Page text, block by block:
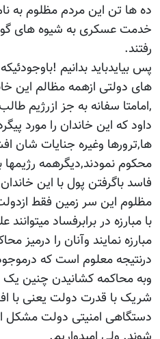
ده ها تن این مردم مظلوم به
خدمت عسکری به شیوه های
رفتند.
پس بیایدباید بدانیم
های دولتی ازهمه مظالم این
,امامتا سفانه به جز ازرژیم
داود که این خاندان را مورد
ها,ترورها وغیره جنایات شان
محکوم نمودند,دیگرهمه
فاسد باگرفتن پول با این
مظلوم این سر زمین فقط
با مبارزه در برابرفساد
مبارزه نمایند وآنان را درمیز
درنتیجه معلوم است که
وبه محاکمه کشانیدن چنین
شریک با قدرت دولت یعنی با
دستگاهی امنیتی دولت مشکل